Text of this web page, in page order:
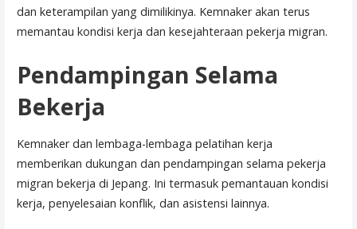
dan keterampilan yang dimilikinya. Kemnaker akan terus
memantau kondisi kerja dan kesejahteraan pekerja migran.
Pendampingan Selama
Bekerja
Kemnaker dan lembaga-lembaga pelatihan kerja
memberikan dukungan dan pendampingan selama pekerja
migran bekerja di Jepang. Ini termasuk pemantauan kondisi
kerja, penyelesaian konflik, dan asistensi lainnya.